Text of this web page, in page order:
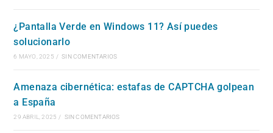
¿Pantalla Verde en Windows 11? Así puedes
solucionarlo
6 MAYO, 2025 / SIN COMENTARIOS
Amenaza cibernética: estafas de CAPTCHA golpean
a España
29 ABRIL, 2025 / SIN COMENTARIOS